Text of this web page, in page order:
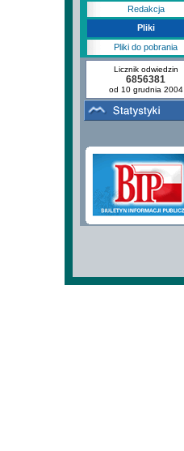
Redakcja
Pliki
Pliki do pobrania
Licznik odwiedzin
6856381
od 10 grudnia 2004